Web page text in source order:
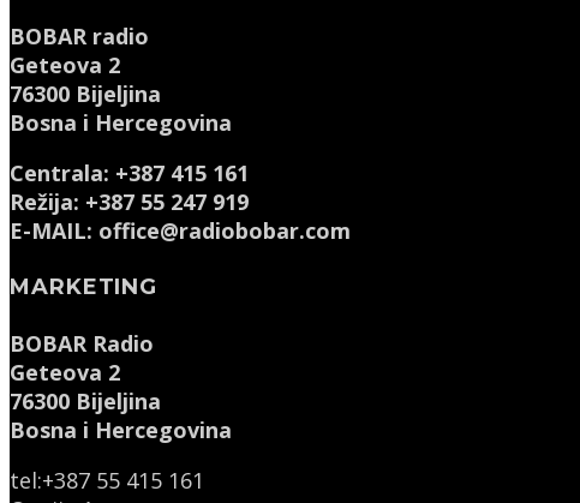
BOBAR radio
Geteova 2
76300 Bijeljina
Bosna i Hercegovina
Centrala: +387 415 161
Režija: +387 55 247 919
E-MAIL: office@radiobobar.com
MARKETING
BOBAR Radio
Geteova 2
76300 Bijeljina
Bosna i Hercegovina
tel:+387 55 415 161